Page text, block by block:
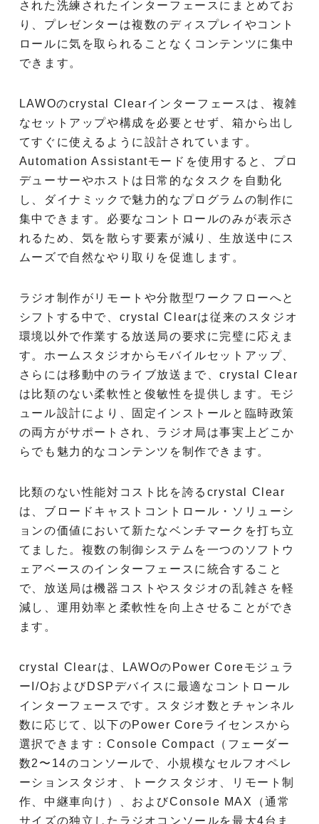
された洗練されたインターフェースにまとめてお
り、プレゼンターは複数のディスプレイやコント
ロールに気を取られることなくコンテンツに集中
できます。
LAWOのcrystal Clearインターフェースは、複雑
なセットアップや構成を必要とせず、箱から出し
てすぐに使えるように設計されています。
Automation Assistantモードを使用すると、プロ
デューサーやホストは日常的なタスクを自動化
し、ダイナミックで魅力的なプログラムの制作に
集中できます。必要なコントロールのみが表示さ
れるため、気を散らす要素が減り、生放送中にス
ムーズで自然なやり取りを促進します。
ラジオ制作がリモートや分散型ワークフローへと
シフトする中で、crystal Clearは従来のスタジオ
環境以外で作業する放送局の要求に完璧に応えま
す。ホームスタジオからモバイルセットアップ、
さらには移動中のライブ放送まで、crystal Clear
は比類のない柔軟性と俊敏性を提供します。モジ
ュール設計により、固定インストールと臨時政策
の両方がサポートされ、ラジオ局は事実上どこか
らでも魅力的なコンテンツを制作できます。
比類のない性能対コスト比を誇るcrystal Clear
は、ブロードキャストコントロール・ソリューシ
ョンの価値において新たなベンチマークを打ち立
てました。複数の制御システムを一つのソフトウ
ェアベースのインターフェースに統合すること
で、放送局は機器コストやスタジオの乱雑さを軽
減し、運用効率と柔軟性を向上させることができ
ます。
crystal Clearは、LAWOのPower Coreモジュラ
ーI/OおよびDSPデバイスに最適なコントロール
インターフェースです。スタジオ数とチャンネル
数に応じて、以下のPower Coreライセンスから
選択できます：Console Compact（フェーダー
数2〜14のコンソールで、小規模なセルフオペレ
ーションスタジオ、トークスタジオ、リモート制
作、中継車向け）、およびConsole MAX（通常
サイズの独立したラジオコンソールを最大4台ま